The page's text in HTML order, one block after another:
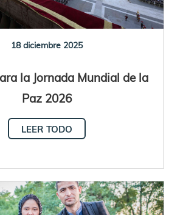
18 diciembre 2025
la Jornada Mundial de la
Paz 2026
LEER TODO